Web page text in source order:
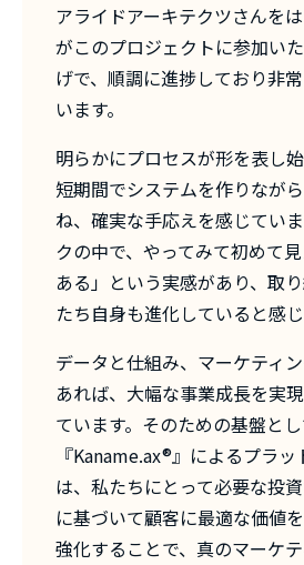
アライドアーキテクツさんを
がこのプロジェクトに参加い
げで、順調に進捗しており非
います。
明らかにプロセスが形を表し
短期間でシステムを作りなが
ね、確実な手応えを感じてい
クの中で、やってみて初めて
ある」という実感があり、取
たち自身も進化していると感じ
データと仕組み、マーケティ
あれば、大幅な事業成長を実
ています。そのための基盤と
『Kaname.ax®』によるプラ
は、私たちにとって必要な投
に基づいて顧客に最適な価値
強化することで、真のマーケ